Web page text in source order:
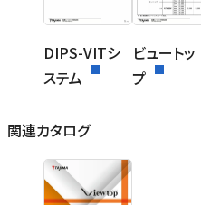
DIPS-VITシ
ステム
ビュートッ
プ
関連カタログ